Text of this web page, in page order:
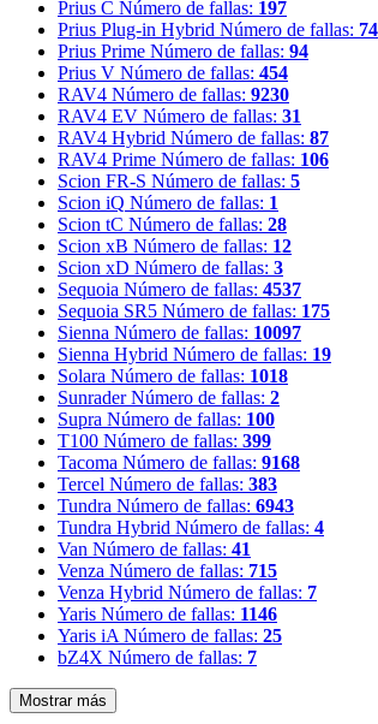
Prius C Número de fallas: 197
Prius Plug-in Hybrid Número de fallas: 74
Prius Prime Número de fallas: 94
Prius V Número de fallas: 454
RAV4 Número de fallas: 9230
RAV4 EV Número de fallas: 31
RAV4 Hybrid Número de fallas: 87
RAV4 Prime Número de fallas: 106
Scion FR-S Número de fallas: 5
Scion iQ Número de fallas: 1
Scion tC Número de fallas: 28
Scion xB Número de fallas: 12
Scion xD Número de fallas: 3
Sequoia Número de fallas: 4537
Sequoia SR5 Número de fallas: 175
Sienna Número de fallas: 10097
Sienna Hybrid Número de fallas: 19
Solara Número de fallas: 1018
Sunrader Número de fallas: 2
Supra Número de fallas: 100
T100 Número de fallas: 399
Tacoma Número de fallas: 9168
Tercel Número de fallas: 383
Tundra Número de fallas: 6943
Tundra Hybrid Número de fallas: 4
Van Número de fallas: 41
Venza Número de fallas: 715
Venza Hybrid Número de fallas: 7
Yaris Número de fallas: 1146
Yaris iA Número de fallas: 25
bZ4X Número de fallas: 7
Mostrar más